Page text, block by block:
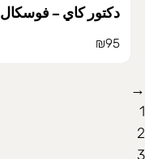
دكتور كاي – فوسكال
₪95
→
1
2
3